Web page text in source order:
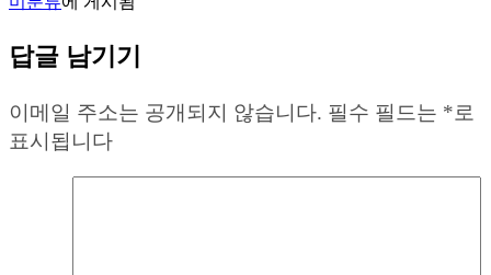
답글 남기기
이메일 주소는 공개되지 않습니다. 필수 필드는 *로
표시됩니다